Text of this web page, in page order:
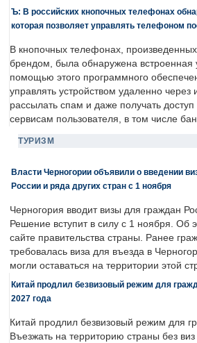
Ъ: В российских кнопочных телефонах
которая позволяет управлять телефоном
В кнопочных телефонах,
брендом, была обнаружена встроенная
помощью этого программного
управлять устройством удаленно через
рассылать спам и даже получать
сервисам пользователя, в том числе
ТУРИЗМ
Власти Черногории объявили о введении
России и ряда других стран с 1 ноября
Черногория вводит визы для граждан
Решение вступит в силу с 1 ноября. Об
сайте правительства страны. Ранее
требовалась виза для въезда в
могли оставаться на территории этой
Китай продлил безвизовый режим для
2027 года
Китай продлил безвизовый режим для
Въезжать на территорию страны без